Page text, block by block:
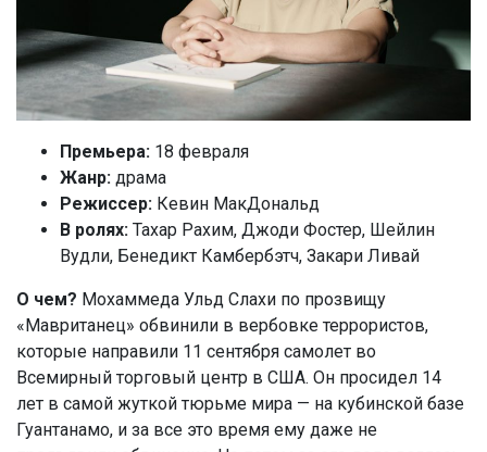
Премьера: 18 февраля
Жанр: драма
Режиссер: Кевин МакДональд
В ролях: Тахар Рахим, Джоди Фостер, Шейлин
Вудли, Бенедикт Камбербэтч, Закари Ливай
О чем? Мохаммеда Ульд Слахи по прозвищу
«Мавританец» обвинили в вербовке террористов,
которые направили 11 сентября самолет во
Всемирный торговый центр в США. Он просидел 14
лет в самой жуткой тюрьме мира — на кубинской базе
Гуантанамо, и за все это время ему даже не